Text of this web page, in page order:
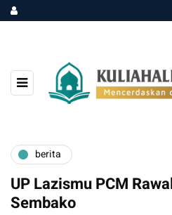
berita
UP Lazismu PCM
Sembako